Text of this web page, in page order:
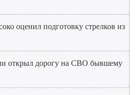
оценил подготовку стрелков из
открыл дорогу на СВО бывшему